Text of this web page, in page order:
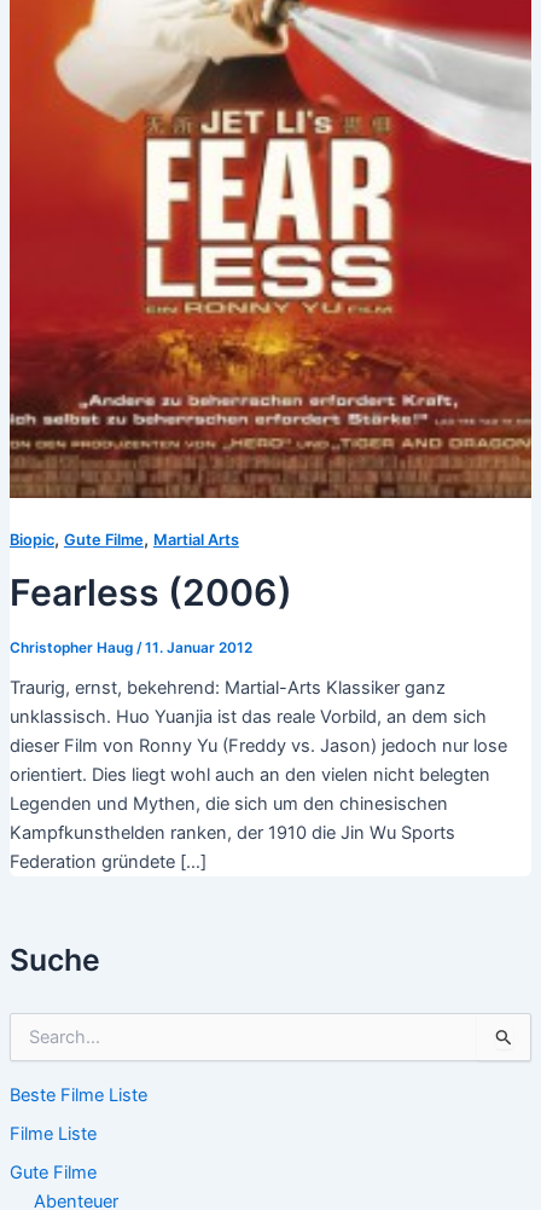
Suche
h
n
n
Beste Filme Liste
Filme Liste
Gute Filme
Abenteuer
Biopic, Gute Filme, Martial Arts
Fearless (2006)
Christopher Haug /11. Januar 2012
Traurig, ernst, bekehrend: Martial-Arts Klassiker ganz
unklassisch. Huo Yuanjia ist das reale Vorbild, an dem sich
dieser Film von Ronny Yu (Freddy vs. Jason) jedoch nur lose
orientiert. Dies liegt wohl auch an den vielen nicht belegten
Legenden und Mythen, die sich um den chinesischen
Kampfkunsthelden ranken, der 1910 die Jin Wu Sports
Federation gründete […]